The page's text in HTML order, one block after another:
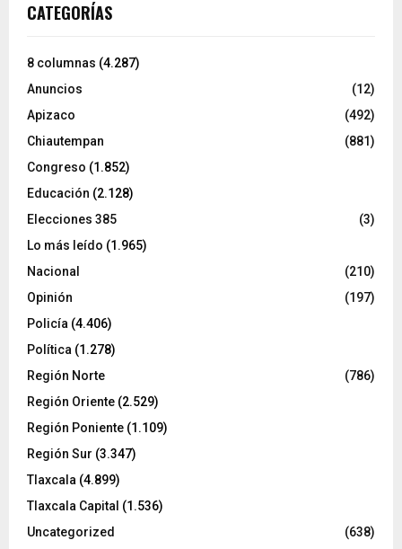
CATEGORÍAS
8 columnas (4.287)
Anuncios
(12)
Apizaco
(492)
Chiautempan
(881)
Congreso (1.852)
Educación (2.128)
Elecciones 385
(3)
Lo más leído (1.965)
Nacional
(210)
Opinión
(197)
Policía (4.406)
Política (1.278)
Región Norte
(786)
Región Oriente (2.529)
Región Poniente (1.109)
Región Sur (3.347)
Tlaxcala (4.899)
Tlaxcala Capital (1.536)
Uncategorized
(638)